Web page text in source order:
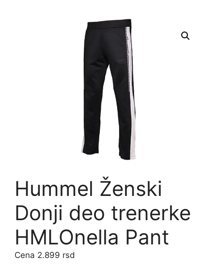
Hummel Ženski
Donji deo trenerke
HMLOnella Pant
2.899 rsd